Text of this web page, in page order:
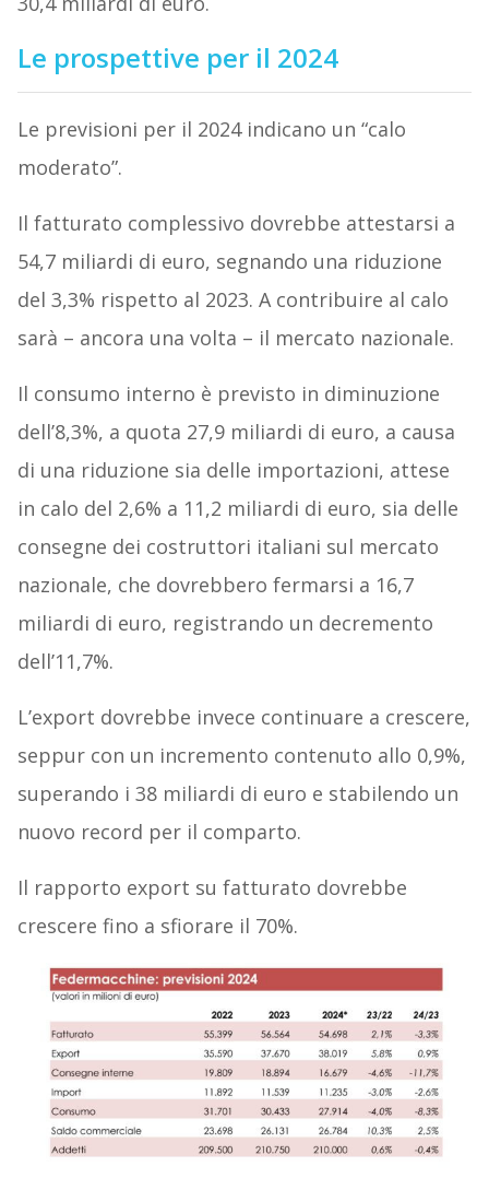
Le prospettive per il 2024
Le previsioni per il 2024 indicano un “calo
moderato”.
Il fatturato complessivo dovrebbe attestarsi a
54,7 miliardi di euro, segnando una riduzione
del 3,3% rispetto al 2023. A contribuire al calo
sarà – ancora una volta – il mercato nazionale.
Il consumo interno è previsto in diminuzione
dell’8,3%, a quota 27,9 miliardi di euro, a causa
di una riduzione sia delle importazioni, attese
in calo del 2,6% a 11,2 miliardi di euro, sia delle
consegne dei costruttori italiani sul mercato
nazionale, che dovrebbero fermarsi a 16,7
miliardi di euro, registrando un decremento
dell’11,7%.
L’export dovrebbe invece continuare a crescere,
seppur con un incremento contenuto allo 0,9%,
superando i 38 miliardi di euro e stabilendo un
nuovo record per il comparto.
Il rapporto export su fatturato dovrebbe
crescere fino a sfiorare il 70%.